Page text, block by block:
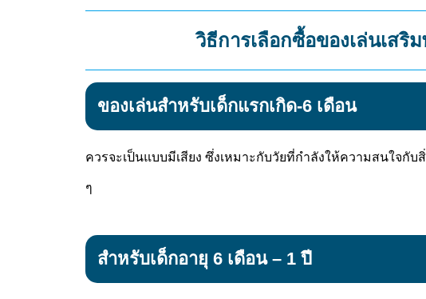
วิธีการเลือกซื้อของเล่นเส
ของเล่นสำหรับเด็กแรกเกิด-6 เดือน
ควรจะเป็นแบบมีเสียง ซึ่งเหมาะกับวัยที่กำลังให้ความสนใจกับ
ๆ
สำหรับเด็กอายุ 6 เดือน – 1 ปี